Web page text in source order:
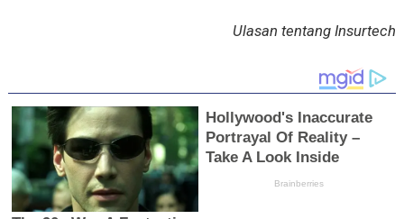
Ulasan tentang Insurtech